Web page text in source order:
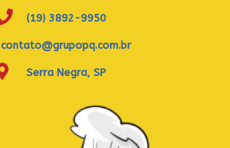
(19) 3892-9950
contato@grupopq.com.br
Serra Negra, SP